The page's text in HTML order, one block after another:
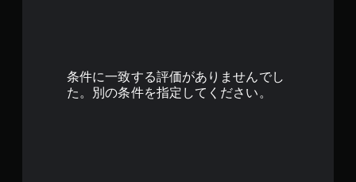
条件に一致する評価がありませんでし
た。別の条件を指定してください。